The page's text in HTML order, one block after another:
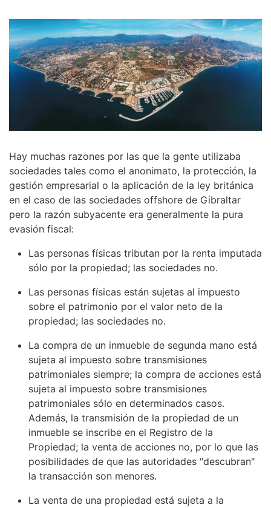
Hay muchas razones por las que la gente utilizaba
sociedades tales como el anonimato, la protección, la
gestión empresarial o la aplicación de la ley británica
en el caso de las sociedades offshore de Gibraltar
pero la razón subyacente era generalmente la pura
evasión fiscal:
Las personas físicas tributan por la renta imputada
sólo por la propiedad; las sociedades no.
Las personas físicas están sujetas al impuesto
sobre el patrimonio por el valor neto de la
propiedad; las sociedades no.
La compra de un inmueble de segunda mano está
sujeta al impuesto sobre transmisiones
patrimoniales siempre; la compra de acciones está
sujeta al impuesto sobre transmisiones
patrimoniales sólo en determinados casos.
Además, la transmisión de la propiedad de un
inmueble se inscribe en el Registro de la
Propiedad; la venta de acciones no, por lo que las
posibilidades de que las autoridades "descubran"
la transacción son menores.
La venta de una propiedad está sujeta a la